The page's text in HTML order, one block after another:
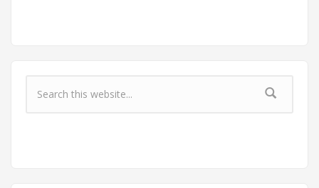
Форма поиска